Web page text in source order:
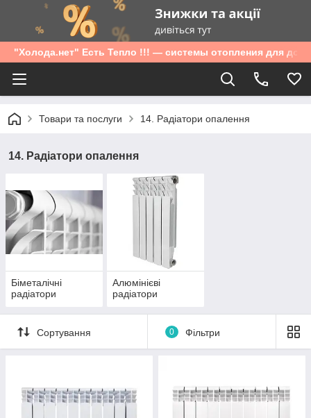
"Холода.нет" Есть Тепло !!! — системы отопления для дома
Товари та послуги 14. Радіатори опалення
14. Радіатори опалення
Біметалічні
радіатори
Алюмінієві
радіатори
Сортування 0 Фільтри